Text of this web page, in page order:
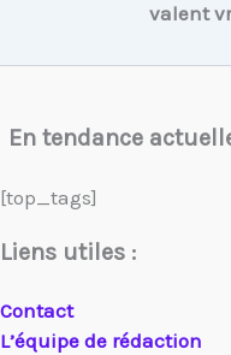
valent
En tendance
[top_tags]
Liens utiles :
Contact
L’équipe de rédaction